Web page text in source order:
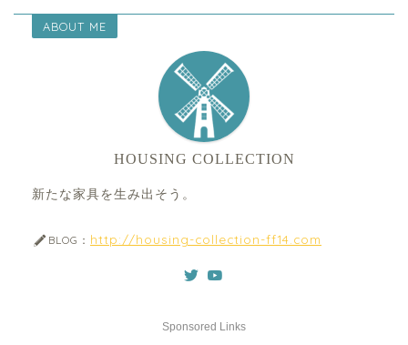
ABOUT ME
HOUSING COLLECTION
新たな家具を生み出そう。
BLOG： http://housing-collection-ff14.com
Sponsored Links